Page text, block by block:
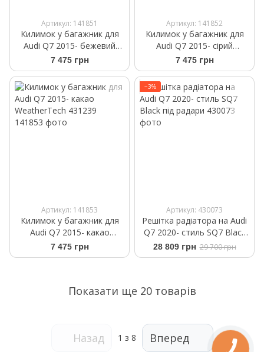
Артикул: 141851
Килимок у багажник для
Audi Q7 2015- бежевий
WeatherTech 411239
7 475 грн
Артикул: 141852
Килимок у багажник для
Audi Q7 2015- сірий
WeatherTech 421239
7 475 грн
Артикул: 141853
Килимок у багажник для
Audi Q7 2015- какао
WeatherTech 431239
7 475 грн
−3%
Артикул: 430073
Решітка радіатора на Audi
Q7 2020- стиль SQ7 Black
під радари
28 809 грн 29 700 грн
Показати ще 20 товарів
Назад 1 з 8 Вперед